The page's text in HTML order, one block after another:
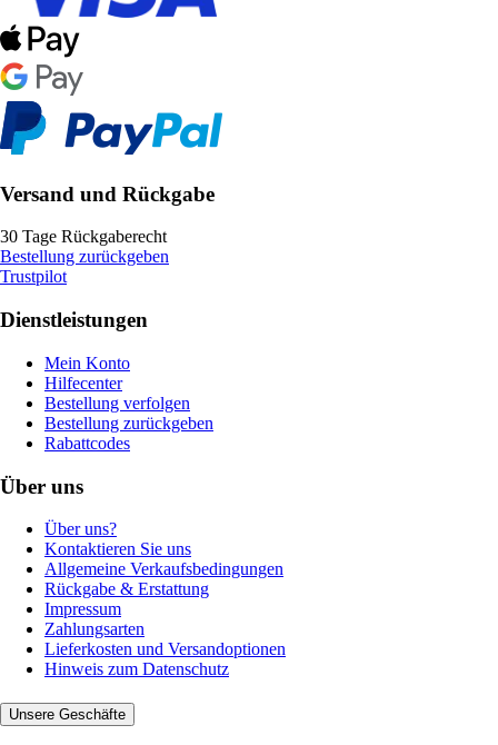
Versand und Rückgabe
30 Tage Rückgaberecht
Bestellung zurückgeben
Trustpilot
Dienstleistungen
Mein Konto
Hilfecenter
Bestellung verfolgen
Bestellung zurückgeben
Rabattcodes
Über uns
Über uns?
Kontaktieren Sie uns
Allgemeine Verkaufsbedingungen
Rückgabe & Erstattung
Impressum
Zahlungsarten
Lieferkosten und Versandoptionen
Hinweis zum Datenschutz
Unsere Geschäfte